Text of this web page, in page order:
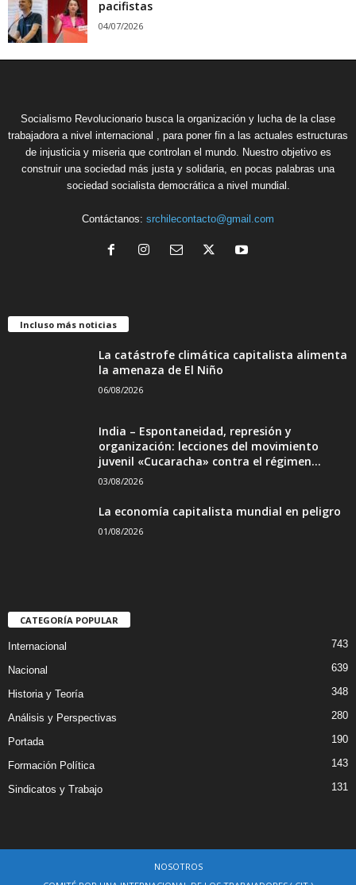
pacifistas
04/07/2026
Socialismo Revolucionario busca la organización y lucha de la clase
trabajadora a nivel internacional , para poner fin a las actuales estructuras
de injusticia y miseria que controlan el mundo. Nuestro objetivo es
construir una sociedad más justa y solidaria, en pocas palabras una
sociedad socialista democrática a nivel mundial.
Contáctanos: srchilecontacto@gmail.com
Incluso más noticias
La catástrofe climática capitalista alimenta
la amenaza de El Niño
06/08/2026
India – Espontaneidad, represión y
organización: lecciones del movimiento
juvenil «Cucaracha» contra el régimen...
03/08/2026
La economía capitalista mundial en peligro
01/08/2026
CATEGORÍA POPULAR
Internacional 743
Nacional 639
Historia y Teoría 348
Análisis y Perspectivas 280
Portada 190
Formación Política 143
Sindicatos y Trabajo 131
NOSOTROS